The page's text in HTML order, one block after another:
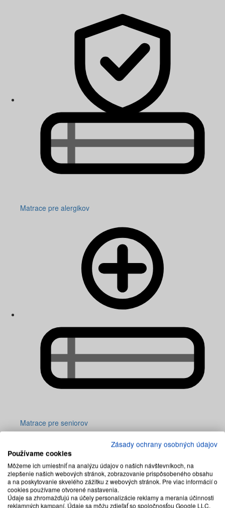
Matrace pre alergikov
Matrace pre seniorov
Zásady ochrany osobných údajov
Používame cookies
Môžeme ich umiestniť na analýzu údajov o našich návštevníkoch, na
zlepšenie našich webových stránok, zobrazovanie prispôsobeného obsahu
a na poskytovanie skvelého zážitku z webových stránok. Pre viac informácií o
cookies používame otvorené nastavenia.
Údaje sa zhromažďujú na účely personalizácie reklamy a merania účinnosti
reklamných kampaní. Údaje sa môžu zdieľať so spoločnosťou Google LLC,